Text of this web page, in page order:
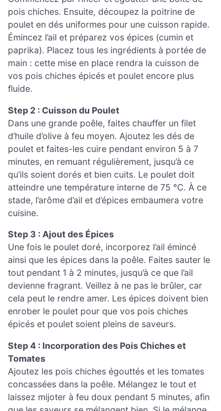
pois chiches. Ensuite, découpez la poitrine de
poulet en dés uniformes pour une cuisson rapide.
Émincez l’ail et préparez vos épices (cumin et
paprika). Placez tous les ingrédients à portée de
main : cette mise en place rendra la cuisson de
vos pois chiches épicés et poulet encore plus
fluide.
Step 2 : Cuisson du Poulet
Dans une grande poêle, faites chauffer un filet
d’huile d’olive à feu moyen. Ajoutez les dés de
poulet et faites-les cuire pendant environ 5 à 7
minutes, en remuant régulièrement, jusqu’à ce
qu’ils soient dorés et bien cuits. Le poulet doit
atteindre une température interne de 75 °C. À ce
stade, l’arôme d’ail et d’épices embaumera votre
cuisine.
Step 3 : Ajout des Épices
Une fois le poulet doré, incorporez l’ail émincé
ainsi que les épices dans la poêle. Faites sauter le
tout pendant 1 à 2 minutes, jusqu’à ce que l’ail
devienne fragrant. Veillez à ne pas le brûler, car
cela peut le rendre amer. Les épices doivent bien
enrober le poulet pour que vos pois chiches
épicés et poulet soient pleins de saveurs.
Step 4 : Incorporation des Pois Chiches et
Tomates
Ajoutez les pois chiches égouttés et les tomates
concassées dans la poêle. Mélangez le tout et
laissez mijoter à feu doux pendant 5 minutes, afin